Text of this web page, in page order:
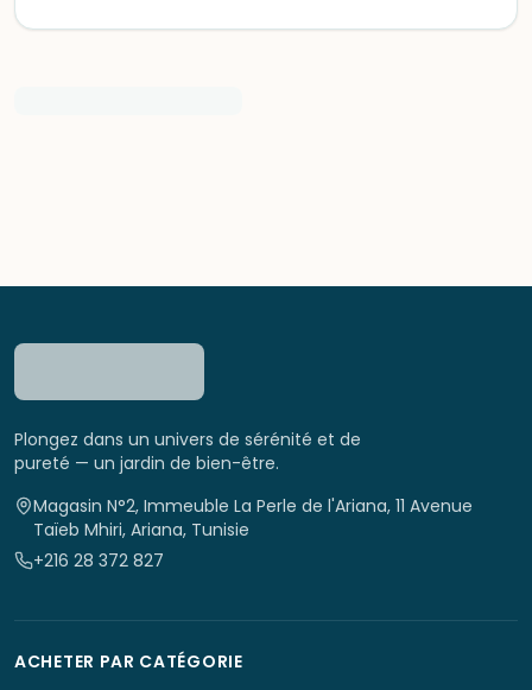
Plongez dans un univers de sérénité et de
pureté — un jardin de bien-être.
Magasin N°2, Immeuble La Perle de l'Ariana, 11 Avenue
Taïeb Mhiri, Ariana, Tunisie
+216 28 372 827
ACHETER PAR CATÉGORIE